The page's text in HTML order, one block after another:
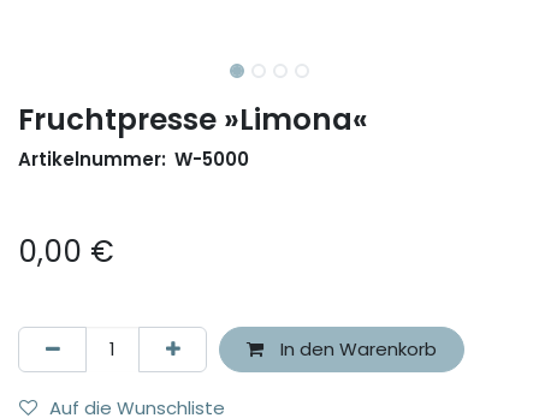
Fruchtpresse »Limona«
Artikelnummer: W-5000
0,00 €
In den Warenkorb
Auf die Wunschliste